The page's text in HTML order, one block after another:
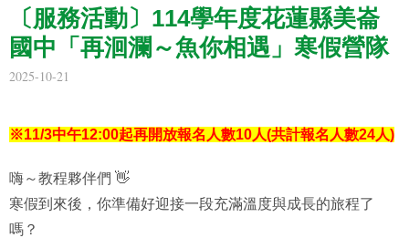
〔服務活動〕114學年度花蓮縣美崙
國中「再洄瀾～魚你相遇」寒假營隊
2025-10-21
※11/3中午12:00起再開放報名人數10人(共計報名人數24人)
嗨～教程夥伴們 👋
寒假到來後，你準備好迎接一段充滿溫度與成長的旅程了
嗎？